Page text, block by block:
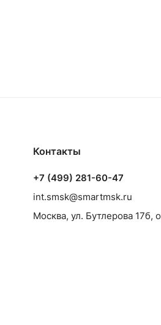
Контакты
+7 (499) 281-60-47
int.smsk@smartmsk.ru
Москва, ул. Бутлерова 17б,